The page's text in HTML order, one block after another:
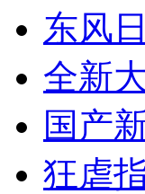
东风
全新
国产
狂虐